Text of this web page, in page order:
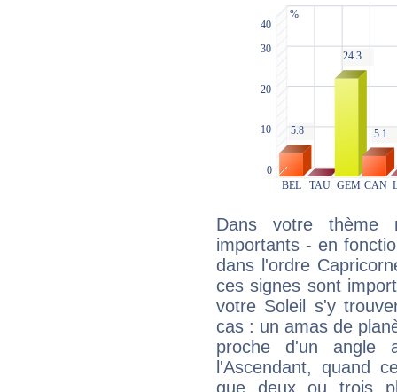
Dans votre thème
importants - en
dans l'ordre
ces signes sont
votre Soleil s'y
cas : un amas de
proche d'un
l'Ascendant, quand
que deux ou trois